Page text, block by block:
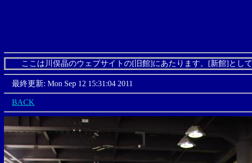
ここは川俣晶のウェブサイトの[旧館]にあたります。[新館]として
最終更新: Mon Sep 12 15:31:04 2011
BACK